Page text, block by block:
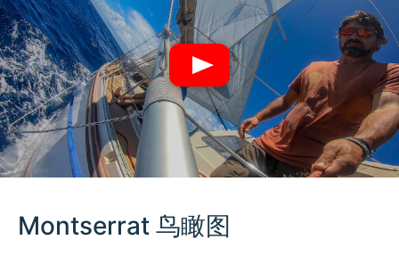
Montserrat 鸟瞰图